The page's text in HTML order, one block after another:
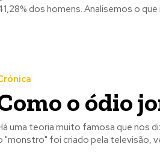
dos homens. Analisemos o
o ódio
uma teoria muito famosa que nos
"monstro" foi criado pela televisão,